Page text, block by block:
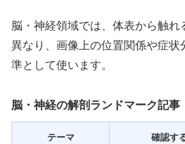
脳・神経領域では、体表から触
異なり、画像上の位置関係や症
準として使います。
脳・神経の解剖ランドマーク記事
テーマ 確認す